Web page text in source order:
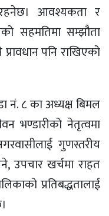
आवश्यकता र
सहमतिमा सम्झौता
पनि राखिएको
नं. ८ का अध्यक्ष बिमल
भण्डारीको नेतृत्वमा
गुणस्तरीय
उपचार खर्चमा राहत
प्रतिबद्धतालाई